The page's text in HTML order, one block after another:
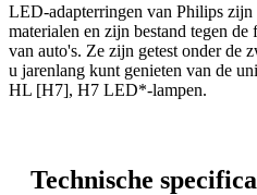
LED-adapterringen van Philips zijn
materialen en zijn bestand tegen
van auto's. Ze zijn getest onder de
u jarenlang kunt genieten van de
HL [H7], H7 LED*-lampen.
Technische